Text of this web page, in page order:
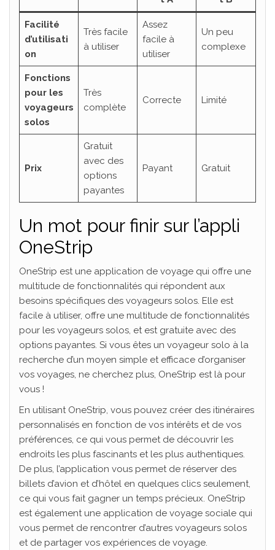
Facilité
d’utilisati
on
Très facile
à utiliser
Assez
facile à
utiliser
Un peu
complexe
Fonctions
pour les
voyageurs
solos
Très
complète
Correcte Limité
Prix
Gratuit
avec des
options
payantes
Payant Gratuit
Un mot pour finir sur l’appli
OneStrip
OneStrip est une application de voyage qui offre une
multitude de fonctionnalités qui répondent aux
besoins spécifiques des voyageurs solos. Elle est
facile à utiliser, offre une multitude de fonctionnalités
pour les voyageurs solos, et est gratuite avec des
options payantes. Si vous êtes un voyageur solo à la
recherche d’un moyen simple et efficace d’organiser
vos voyages, ne cherchez plus, OneStrip est là pour
vous !
En utilisant OneStrip, vous pouvez créer des itinéraires
personnalisés en fonction de vos intérêts et de vos
préférences, ce qui vous permet de découvrir les
endroits les plus fascinants et les plus authentiques.
De plus, l’application vous permet de réserver des
billets d’avion et d’hôtel en quelques clics seulement,
ce qui vous fait gagner un temps précieux. OneStrip
est également une application de voyage sociale qui
vous permet de rencontrer d’autres voyageurs solos
et de partager vos expériences de voyage.